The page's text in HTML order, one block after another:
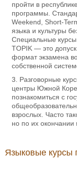
пройти в
программы.
Weekend, Short-
языка и культуры
Специальные курсы
TOPIK — это
формат экзамена
собственной
Разговорные
центры Южной
познакомиться с
взрослых. Часто
но по их окончании
Языковые курсы